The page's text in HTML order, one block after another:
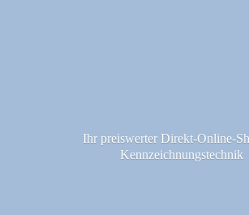
Ihr preiswerter Direkt-Online-
Kennzeichnungstechnik